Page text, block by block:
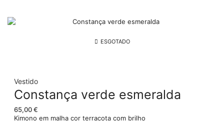
ESGOTADO
Vestido
Constança verde esmeralda
65,00€
Kimono em malha cor terracota com brilho